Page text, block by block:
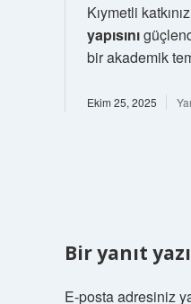
Kıymetli
yapısını
bir akademik
Ekim 25, 2025
Bir yanıt
E-posta adresiniz